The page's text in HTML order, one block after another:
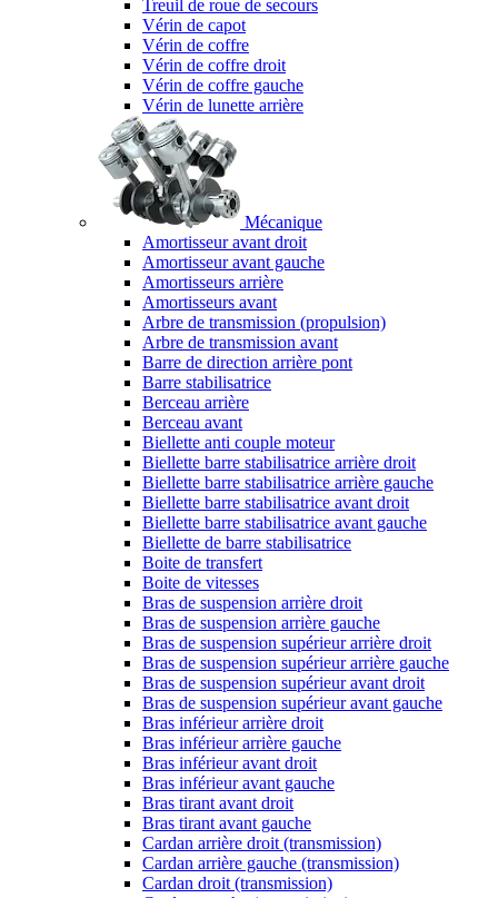
Treuil de roue de secours
Vérin de capot
Vérin de coffre
Vérin de coffre droit
Vérin de coffre gauche
Vérin de lunette arrière
Mécanique
Amortisseur avant droit
Amortisseur avant gauche
Amortisseurs arrière
Amortisseurs avant
Arbre de transmission (propulsion)
Arbre de transmission avant
Barre de direction arrière pont
Barre stabilisatrice
Berceau arrière
Berceau avant
Biellette anti couple moteur
Biellette barre stabilisatrice arrière droit
Biellette barre stabilisatrice arrière gauche
Biellette barre stabilisatrice avant droit
Biellette barre stabilisatrice avant gauche
Biellette de barre stabilisatrice
Boite de transfert
Boite de vitesses
Bras de suspension arrière droit
Bras de suspension arrière gauche
Bras de suspension supérieur arrière droit
Bras de suspension supérieur arrière gauche
Bras de suspension supérieur avant droit
Bras de suspension supérieur avant gauche
Bras inférieur arrière droit
Bras inférieur arrière gauche
Bras inférieur avant droit
Bras inférieur avant gauche
Bras tirant avant droit
Bras tirant avant gauche
Cardan arrière droit (transmission)
Cardan arrière gauche (transmission)
Cardan droit (transmission)